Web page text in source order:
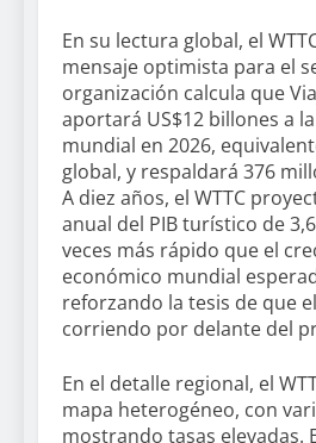
En su lectura global, el
mensaje optimista para el
organización calcula que
aportará US$12 billones a
mundial en 2026,
global, y respaldará 376
A diez años, el WTTC
anual del PIB turístico de
veces más rápido que el
económico mundial
reforzando la tesis de que
corriendo por delante del
En el detalle regional, el
mapa heterogéneo, con
mostrando tasas elevadas.